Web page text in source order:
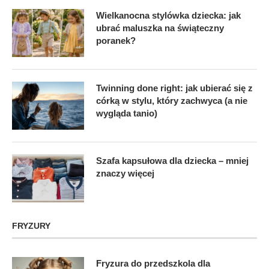
Wielkanocna stylówka dziecka: jak
ubrać maluszka na świąteczny
poranek?
Twinning done right: jak ubierać się z
córką w stylu, który zachwyca (a nie
wygląda tanio)
Szafa kapsułowa dla dziecka – mniej
znaczy więcej
FRYZURY
Fryzura do przedszkola dla